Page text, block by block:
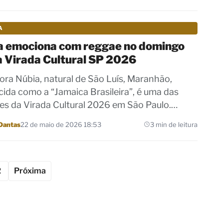
emociona com reggae no domingo
Virada Cultural SP 2026
Núbia, natural de São Luís, Maranhão,
como a “Jamaica Brasileira”, é uma das
da Virada Cultural 2026 em São Paulo.…
22 de maio de 2026 18:53 3 min de leitura
Próxima